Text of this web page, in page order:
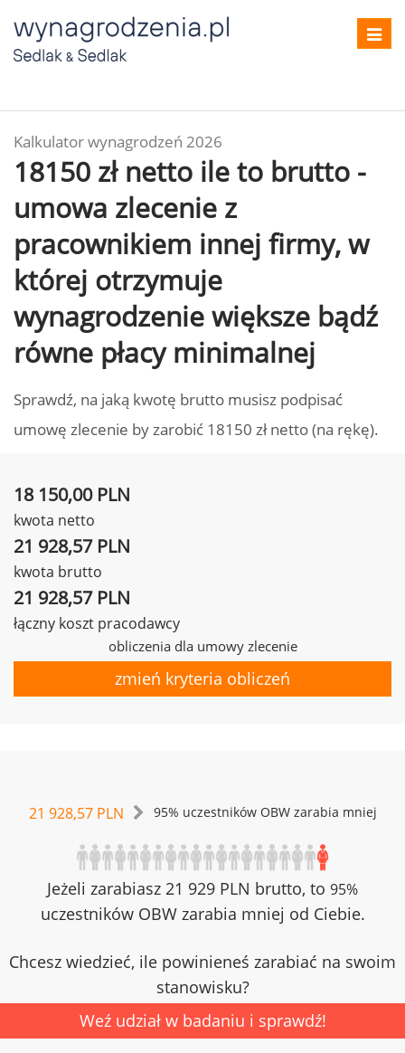
Kalkulator wynagrodzeń 2026
18150 zł netto ile to brutto -
umowa zlecenie z
pracownikiem innej firmy, w
której otrzymuje
wynagrodzenie większe bądź
równe płacy minimalnej
Sprawdź, na jaką kwotę brutto musisz podpisać
umowę zlecenie by zarobić 18150 zł netto (na rękę).
18 150,00 PLN
kwota netto
21 928,57 PLN
kwota brutto
21 928,57 PLN
łączny koszt pracodawcy
obliczenia dla umowy zlecenie
zmień kryteria obliczeń
21 928,57 PLN 95% uczestników OBW zarabia mniej
Jeżeli zarabiasz 21 929 PLN brutto, to 95%
uczestników OBW zarabia mniej od Ciebie.
Chcesz wiedzieć, ile powinieneś zarabiać na swoim
stanowisku?
Weź udział w badaniu i sprawdź!